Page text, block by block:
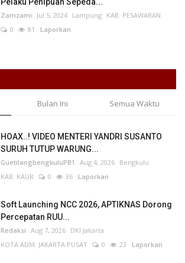
Pelaku Penipuan Sepeda...
Zamzami Jul 5, 2024 Lampung KAB. PESAWARAN
0
81 Laporkan
Bulan Ini Semua Waktu
HOAX..! VIDEO MENTERI YANDRI SUSANTO
SURUH TUTUP WARUNG...
GuetilangbengkuluPB1 Aug 4, 2026 Bengkulu
KAB. KAUR
0 36 Laporkan
Soft Launching NCC 2026, APTIKNAS Dorong
Percepatan RUU...
Redaksi Aug 7, 2026 DKI Jakarta
KOTA ADM. JAKARTA PUSAT
0 23 Laporkan